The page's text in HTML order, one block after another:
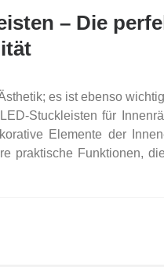
– Die
es ist ebenso
Stuckleisten für
Elemente der
praktische Funktionen,